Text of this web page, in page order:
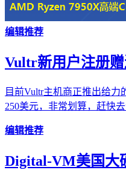
编辑推荐
Vultr新用户注册赠
目前Vultr主机商正推出给
250美元，非常划算，赶快去
编辑推荐
Digital-VM美国大